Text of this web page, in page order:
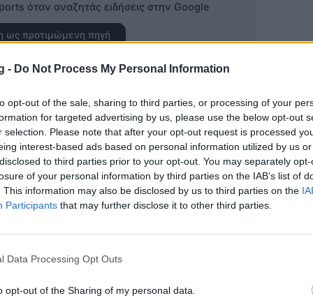
- Do Not Process My Personal Information
opt-out of the sale, sharing to third parties, or processing of your
for targeted advertising by us, please use the below opt-out
selection. Please note that after your opt-out request is processed
interest-based ads based on personal information utilized by us
to third parties prior to your opt-out. You may separately
of your personal information by third parties on the IAB’s list of
This information may also be disclosed by us to third parties on the
Participants that may further disclose it to other third parties.
Data Processing Opt Outs
opt-out of the Sharing of my personal data.
όταν αναζητάς ειδήσεις στην Google
ως προτιμώμενη πηγή
Google
ότι
τα σενάρια για τον
του επιμένουν, καθώς ο
ότι ο 51χρονος, έχει στα χέρια
και δύο ομάδες από τη Μέση Ανατολή.
πολύ καλές προτάσεις: τον θέλει πολύ
ενεργή, και επίσης υπάρχουν